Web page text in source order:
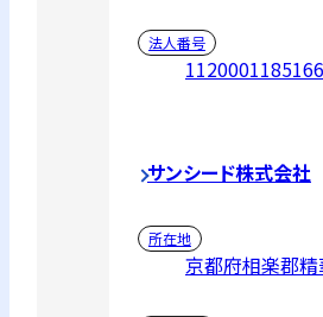
法人番号
1120001185166
サンシード株式会社
所在地
京都府相楽郡